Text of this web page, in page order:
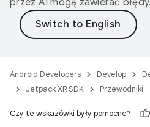
przez AI mogą zawierać błędy.
Android Developers Develop
Jetpack XR SDK
Przewodniki
Czy te wskazówki były pomocne?